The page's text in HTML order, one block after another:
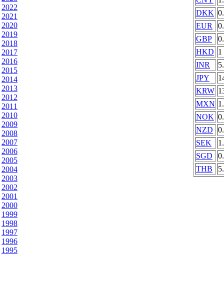
2022
2021
2020
2019
2018
2017
2016
2015
2014
2013
2012
2011
2010
2009
2008
2007
2006
2005
2004
2003
2002
2001
2000
1999
1998
1997
1996
1995
DKK
EUR
GBP
HKD 1
INR
JPY
KRW
MXN
NOK
NZD
SEK
SGD
THB